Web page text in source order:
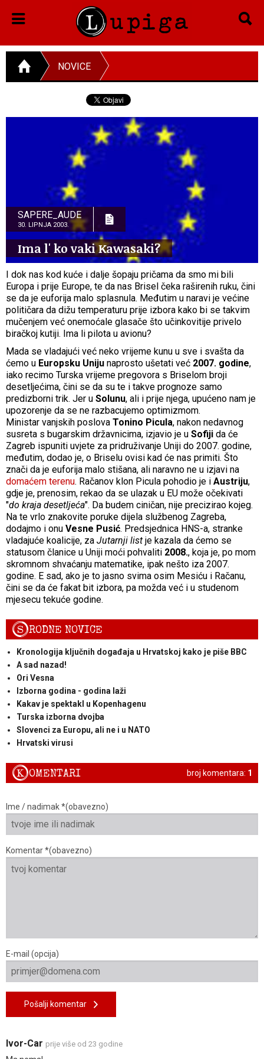
NOVICE
SAPERE_AUDE
30. LIPNJA 2003.
Ima l' ko vaki Kawasaki?
I dok nas kod kuće i dalje šopaju pričama da smo mi bili
Europa i prije Europe, te da nas Brisel čeka raširenih ruku, čini
se da je euforija malo splasnula. Međutim u naravi je većine
političara da dižu temperaturu prije izbora kako bi se takvim
mučenjem već onemoćale glasače što učinkovitije privelo
biračkoj kutiji. Ima li pilota u avionu?
Mada se vladajući već neko vrijeme kunu u sve i svašta da
ćemo u Europsku Uniju naprosto ušetati već 2007. godine,
iako recimo Turska vrijeme pregovora s Briselom broji
desetljećima, čini se da su te i takve prognoze samo
predizborni trik. Jer u Solunu, ali i prije njega, upućeno nam je
upozorenje da se ne razbacujemo optimizmom.
Ministar vanjskih poslova Tonino Picula, nakon nedavnog
susreta s bugarskim državnicima, izjavio je u Sofiji da će
Zagreb ispuniti uvjete za pridruživanje Uniji do 2007. godine,
međutim, dodao je, o Briselu ovisi kad će nas primiti. Što
znači da je euforija malo stišana, ali naravno ne u izjavi na
domaćem terenu. Račanov klon Picula pohodio je i Austriju,
gdje je, prenosim, rekao da se ulazak u EU može očekivati
"do kraja desetljeća". Da budem ciničan, nije precizirao kojeg.
Na te vrlo znakovite poruke dijela službenog Zagreba,
dodajmo i onu Vesne Pusić. Predsjednica HNS-a, stranke
vladajuće koalicije, za Jutarnji list je kazala da ćemo se
statusom članice u Uniji moći pohvaliti 2008., koja je, po mom
skromnom shvaćanju matematike, ipak nešto iza 2007.
godine. E sad, ako je to jasno svima osim Mesiću i Račanu,
čini se da će fakat bit izbora, pa možda već i u studenom
mjesecu tekuće godine.
SRODNE NOVICE
Kronologija ključnih događaja u Hrvatskoj kako je piše BBC
A sad nazad!
Ori Vesna
Izborna godina - godina laži
Kakav je spektakl u Kopenhagenu
Turska izborna dvojba
Slovenci za Europu, ali ne i u NATO
Hrvatski virusi
broj komentara: 1
KOMENTARI
Ime / nadimak *(obavezno)
Komentar *(obavezno)
E-mail (opcija)
Pošalji komentar
Ivor-Car prije više od 23 godine